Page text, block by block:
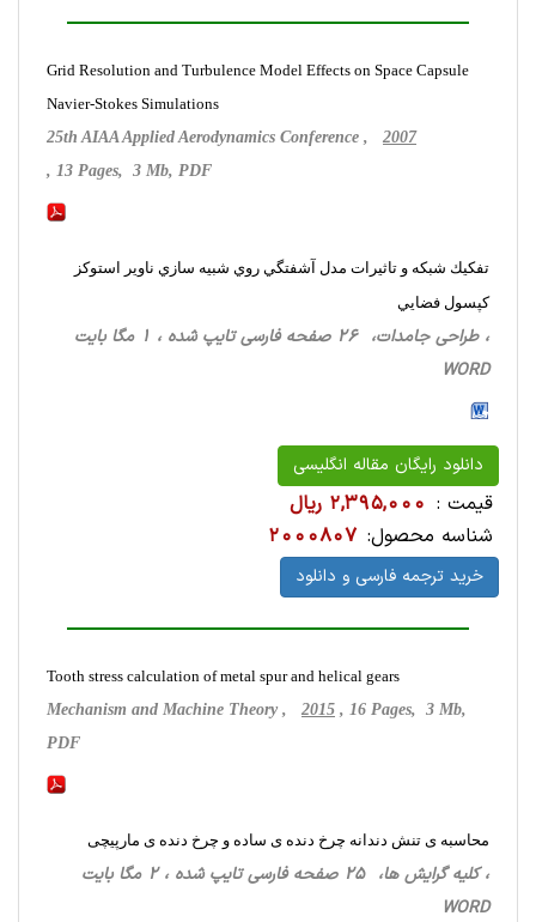
Grid Resolution and Turbulence Model Effects on Space Capsule
Navier-Stokes Simulations
25th AIAA Applied Aerodynamics Conference , 2007
, 13 Pages, 3 Mb, PDF
تفكيك شبكه و تاثيرات مدل آشفتگي روي شبيه سازي ناوير استوكز
كپسول فضايي
، طراحی‌ جامدات، 26 صفحه فارسی تایپ شده ، 1 مگا بایت
WORD
دانلود رایگان مقاله انگلیسی
قیمت : 2,395,000 ریال
شناسه محصول: 2000807
خرید ترجمه فارسی و دانلود
Tooth stress calculation of metal spur and helical gears
Mechanism and Machine Theory , 2015 , 16 Pages, 3 Mb,
PDF
محاسبه ی تنش دندانه چرخ دنده ی ساده و چرخ دنده ی مارپیچی
، کلیه گرایش ها، 25 صفحه فارسی تایپ شده ، 2 مگا بایت
WORD